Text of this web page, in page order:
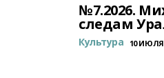
№7.2026.
следам
Культура 10 ИЮЛЯ